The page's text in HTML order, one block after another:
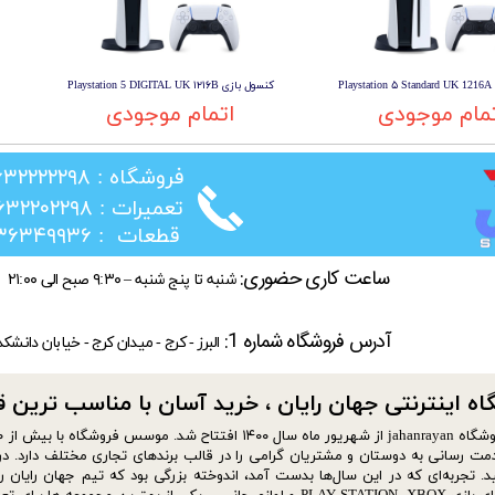
موجودی
کنسول بازی Playstation 5 DIGITAL UK ۱۲۱۶B
اتمام موجودی
​فروشگاه : ۰۲۶۳۲۲۲۲۲۹۸
​تعمیرات : ۰۲۶۳۲۲۰۲۲۹۸
​قطعات : ۰۲۱۳۶۳۴۹۹۳۶
رسانی به دوستان و مشتریان گرامی را در قالب برندهای تجاری مختلف
تجربه‌ای که در این سال‌ها بدست آمد، اندوخته بزرگی بود که تیم جهان
اینترنتی جهان رایان ، خرید آسان با مناسب
ساعت کاری حضوری: شنبه تا پنج شنبه – ۹:۳۰ صبح الی ۲۱:۰۰
آدرس فروشگاه شماره 1: البرز - کرج - میدان کرج - خیابان